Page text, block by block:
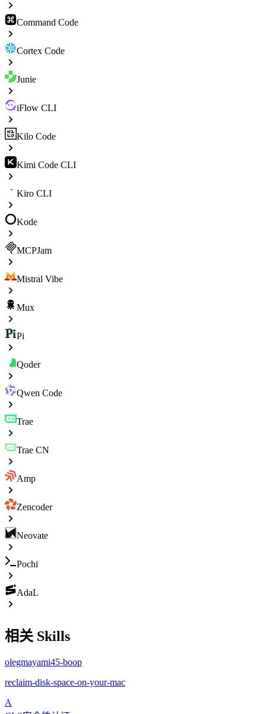
Command Code
Cortex Code
Junie
iFlow CLI
Kilo Code
Kimi Code CLI
Kiro CLI
Kode
MCPJam
Mistral Vibe
Mux
Pi
Qoder
Qwen Code
Trae
Trae CN
Amp
Zencoder
Neovate
Pochi
AdaL
相关 Skills
olegmayami45-boop
reclaim-disk-space-on-your-mac
A